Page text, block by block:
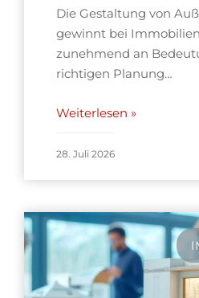
Die Gestaltung von
gewinnt bei
zunehmend an
richtigen Planung…
Weiterlesen »
28. Juli 2026